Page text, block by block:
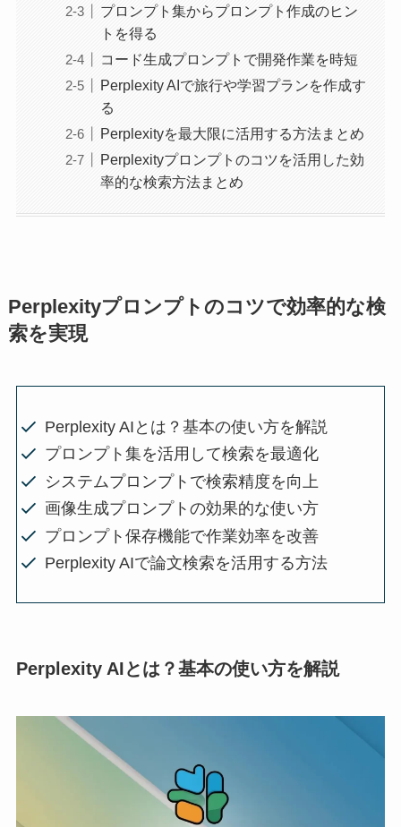
プロンプト集からプロンプト作成のヒン
トを得る
コード生成プロンプトで開発作業を時短
Perplexity AIで旅行や学習プランを作成す
る
Perplexityを最大限に活用する方法まとめ
Perplexityプロンプトのコツを活用した効
率的な検索方法まとめ
Perplexityプロンプトのコツで効率的な検
索を実現
Perplexity AIとは？基本の使い方を解説
プロンプト集を活用して検索を最適化
システムプロンプトで検索精度を向上
画像生成プロンプトの効果的な使い方
プロンプト保存機能で作業効率を改善
Perplexity AIで論文検索を活用する方法
Perplexity AIとは？基本の使い方を解説